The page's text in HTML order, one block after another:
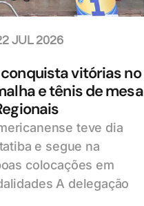
JUL 2026
vitórias no
e tênis de mesa
teve dia
e segue na
colocações em
A delegação